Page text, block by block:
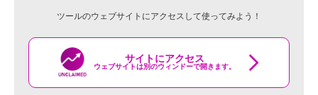
ツールのウェブサイトにアクセスして使ってみよう！
サイトにアクセス
ウェブサイトは別のウィンドーで開きます。